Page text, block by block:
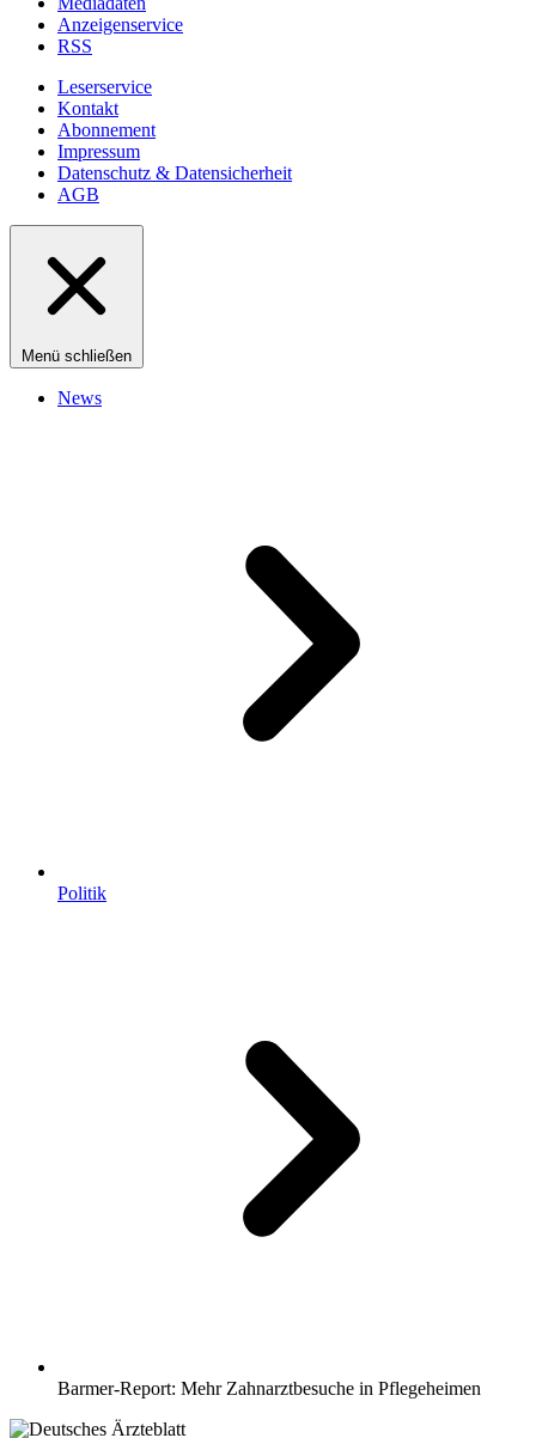
Anzeigenservice
RSS
Leserservice
Kontakt
Abonnement
Impressum
Datenschutz & Datensicherheit
AGB
Menü schließen
News
Politik
Barmer-Report: Mehr Zahnarztbesuche in Pflegeheimen